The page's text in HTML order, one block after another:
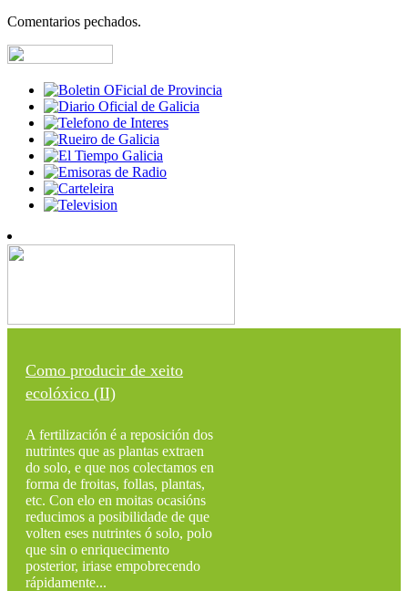
Comentarios pechados.
Como producir de xeito
ecolóxico (II)
A fertilización é a reposición dos
nutrintes que as plantas extraen
do solo, e que nos colectamos en
forma de froitas, follas, plantas,
etc. Con elo en moitas ocasións
reducimos a posibilidade de que
volten eses nutrintes ó solo, polo
que sin o enriquecimento
posterior, iriase empobrecendo
rápidamente...